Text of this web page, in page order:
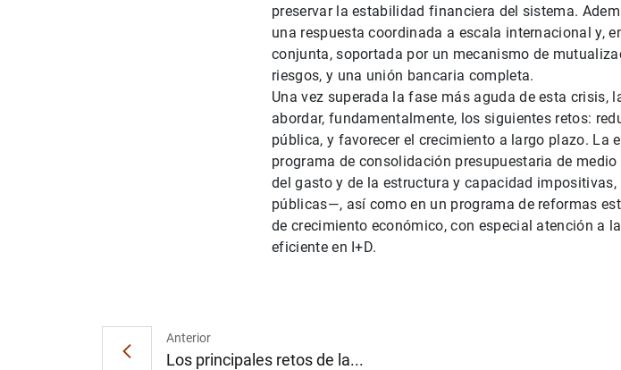
preservar la estabilidad financiera del sistema.
una respuesta coordinada a escala internacional y,
conjunta, soportada por un mecanismo de
riesgos, y una unión bancaria completa.
Una vez superada la fase más aguda de esta crisis,
abordar, fundamentalmente, los siguientes retos:
pública, y favorecer el crecimiento a largo plazo. La
programa de consolidación presupuestaria de
del gasto y de la estructura y capacidad
públicas—, así como en un programa de reformas
de crecimiento económico, con especial atención a
eficiente en I+D.
Anterior
Los principales retos de la...